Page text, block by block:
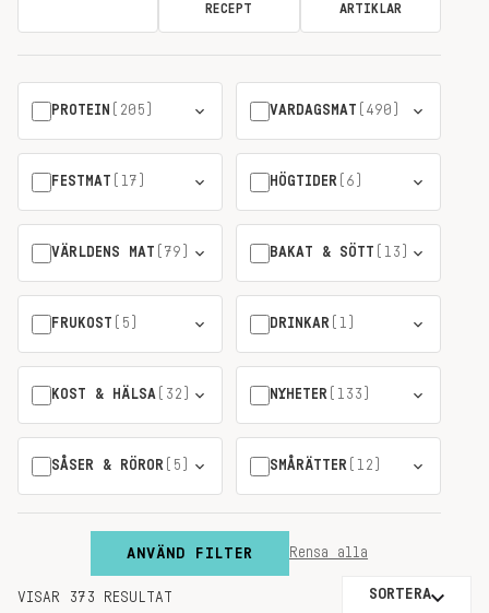
RECEPT ARTIKLAR
PROTEIN (205) VARDAGSMAT (490)
FESTMAT (17) HÖGTIDER (6)
VÄRLDENS MAT (79) BAKAT & SÖTT (13)
FRUKOST (5) DRINKAR (1)
KOST & HÄLSA (32) NYHETER (133)
SÅSER & RÖROR (5) SMÅRÄTTER (12)
ANVÄND FILTER Rensa alla
VISAR 373 RESULTAT SORTERA